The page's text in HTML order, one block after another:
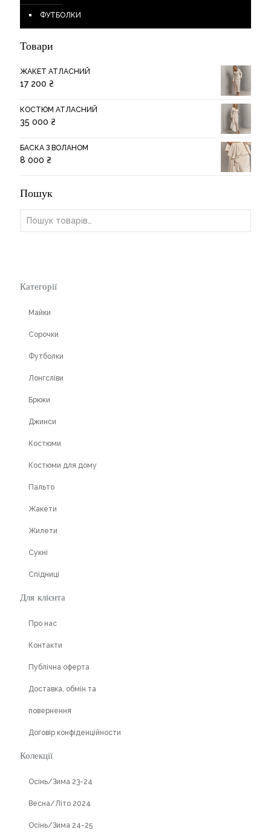
ФУТБОЛКИ
Товари
ЖАКЕТ АТЛАСНИЙ
17 200 ₴
КОСТЮМ АТЛАСНИЙ
35 000 ₴
БАСКА З ВОЛАНОМ
8 000 ₴
Пошук
Категорії
Майки
Сорочки
Футболки
Лонгсліви
Брюки
Джинси
Костюми
Костюми для дому
Пальто
Жакети
Жилети
Сукні
Спідниці
Для клієнта
Про нас
Контакти
Публічна оферта
Доставка, обмін та
повернення
Договір конфіденційности
Колекції
Осінь/Зима 23-24
Весна/Літо 2024
Осінь/Зима 24-25